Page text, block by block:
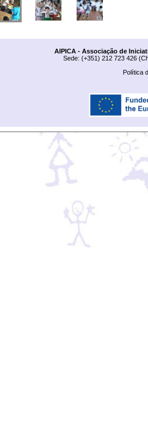
AIPICA - Associação de
Sede: (+351) 212 723 426
Política